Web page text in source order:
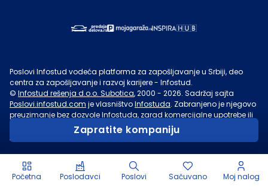
Zapratite kompaniju
Poslovi Infostud vodeća platforma za zapošljavanje u Srbiji, deo
centra za zapošljavanje i razvoj karijere - Infostud.
© Infostud rešenja d.o.o. Subotica, 2000 - 2026. Sadržaj sajta
Poslovi.infostud.com je vlasništvoInfostuda. Zabranjeno je njegovo
preuzimanje bez dozvoleInfostuda, zarad komercijalne upotrebe ili
u druge svrhe, osim za lične potrebe posetilaca sajta.
Početna Poslodavci Poslovi Sačuvano Moj nalog